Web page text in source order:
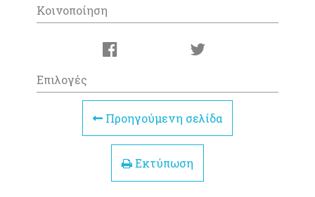
Κοινοποίηση
Επιλογές
Προηγούμενη σελίδα
Εκτύπωση